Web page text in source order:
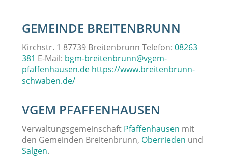
GEMEINDE BREITENBRUNN
Kirchstr. 1 87739 Breitenbrunn Telefon: 08263
381 E-Mail: bgm-breitenbrunn@vgem-
pfaffenhausen.de https://www.breitenbrunn-
schwaben.de/
VGEM PFAFFENHAUSEN
Verwaltungsgemeinschaft Pfaffenhausen mit
den Gemeinden Breitenbrunn, Oberrieden und
Salgen.